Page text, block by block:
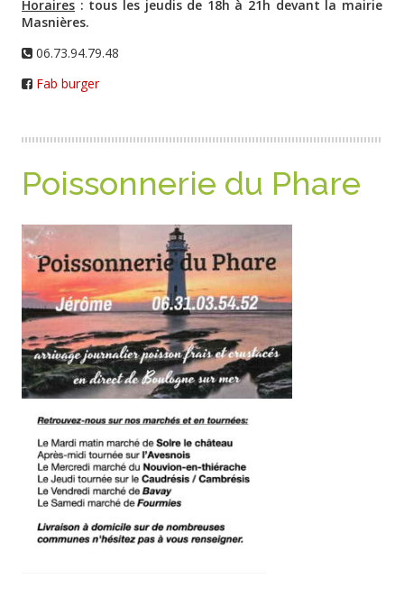
Horaires : tous les jeudis de 18h à 21h devant la mairie
Masnières.
06.73.94.79.48
Fab burger
Poissonnerie du Phare